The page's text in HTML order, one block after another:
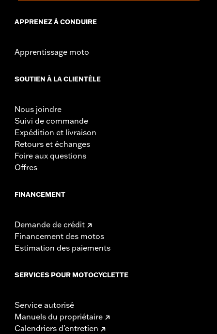
APPRENEZ À CONDUIRE
Apprentissage moto
SOUTIEN À LA CLIENTÈLE
Nous joindre
Suivi de commande
Expédition et livraison
Retours et échanges
Foire aux questions
Offres
FINANCEMENT
Demande de crédit
Financement des motos
Estimation des paiements
SERVICES POUR MOTOCYCLETTE
Service autorisé
Manuels du propriétaire
Calendriers d'entretien